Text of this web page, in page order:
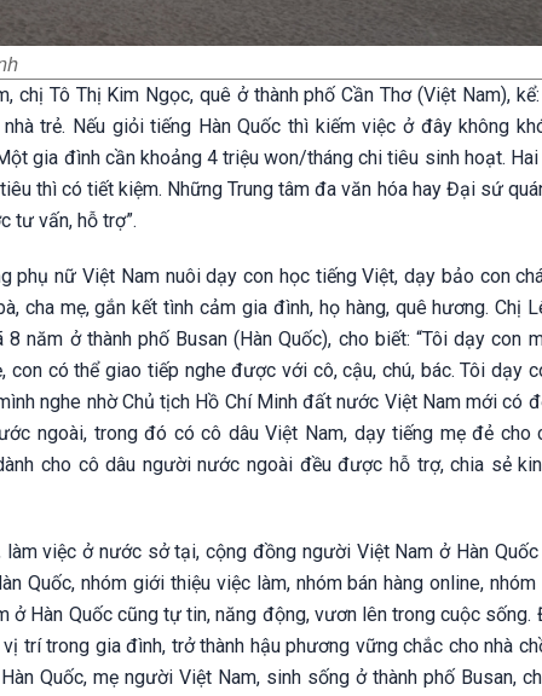
chị Tô Thị Kim Ngọc, quê ở thành phố Cần Thơ (Việt Nam),
trẻ. Nếu giỏi tiếng Hàn Quốc thì kiếm việc ở đây không
gia đình cần khoảng 4 triệu won/tháng chi tiêu sinh hoạt.
thì có tiết kiệm. Những Trung tâm đa văn hóa hay Đại sứ
tư vấn, hỗ trợ”.
phụ nữ Việt Nam nuôi dạy con học tiếng Việt, dạy bảo con
cha mẹ, gắn kết tình cảm gia đình, họ hàng, quê hương. Chị
năm ở thành phố Busan (Hàn Quốc), cho biết: “Tôi dạy con
có thể giao tiếp nghe được với cô, cậu, chú, bác. Tôi dạy
nghe nhờ Chủ tịch Hồ Chí Minh đất nước Việt Nam mới có
ngoài, trong đó có cô dâu Việt Nam, dạy tiếng mẹ đẻ cho
cho cô dâu người nước ngoài đều được hỗ trợ, chia sẻ
việc ở nước sở tại, cộng đồng người Việt Nam ở Hàn
Quốc, nhóm giới thiệu việc làm, nhóm bán hàng online,
ở Hàn Quốc cũng tự tin, năng động, vươn lên trong cuộc sống.
trí trong gia đình, trở thành hậu phương vững chắc cho nhà
Quốc, mẹ người Việt Nam, sinh sống ở thành phố Busan,